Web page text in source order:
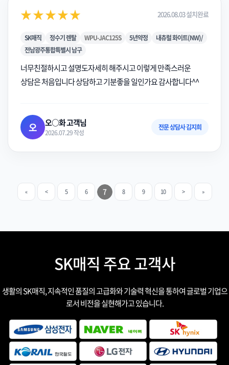
★★★★★ 2026.08.03 설치완료
SK매직 정수기 렌탈 WPU-JAC125S 5년약정
내츄럴 화이트(NW)/
전남광주통합특별시 남구
너무친절하시고 설명도자세히 해주시고 이렇게 만족스러운
상담은 처음입니다 상담하고 기분좋을 일인가요 감사합니다^^
오 오○화 고객님
2026.07.29 작성
전문 상담사 김지희
« < 5 6 7 8 9 10 > »
SK매직 주요 고객사
생활의 SK매직, 지속적인 품질의 고급화와 기술력 혁신을 통하여 글로벌 기업으
로서 비전을 실현해가고 있습니다.